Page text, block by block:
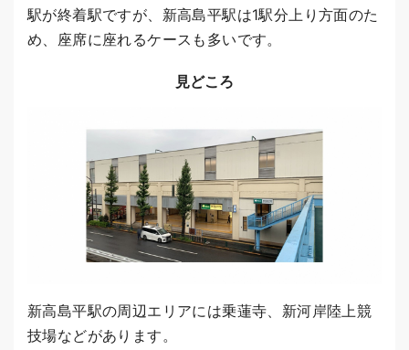
駅が終着駅ですが、新高島平駅は1駅分上り方面のた
め、座席に座れるケースも多いです。
見どころ
新高島平駅の周辺エリアには乗蓮寺、新河岸陸上競
技場などがあります。